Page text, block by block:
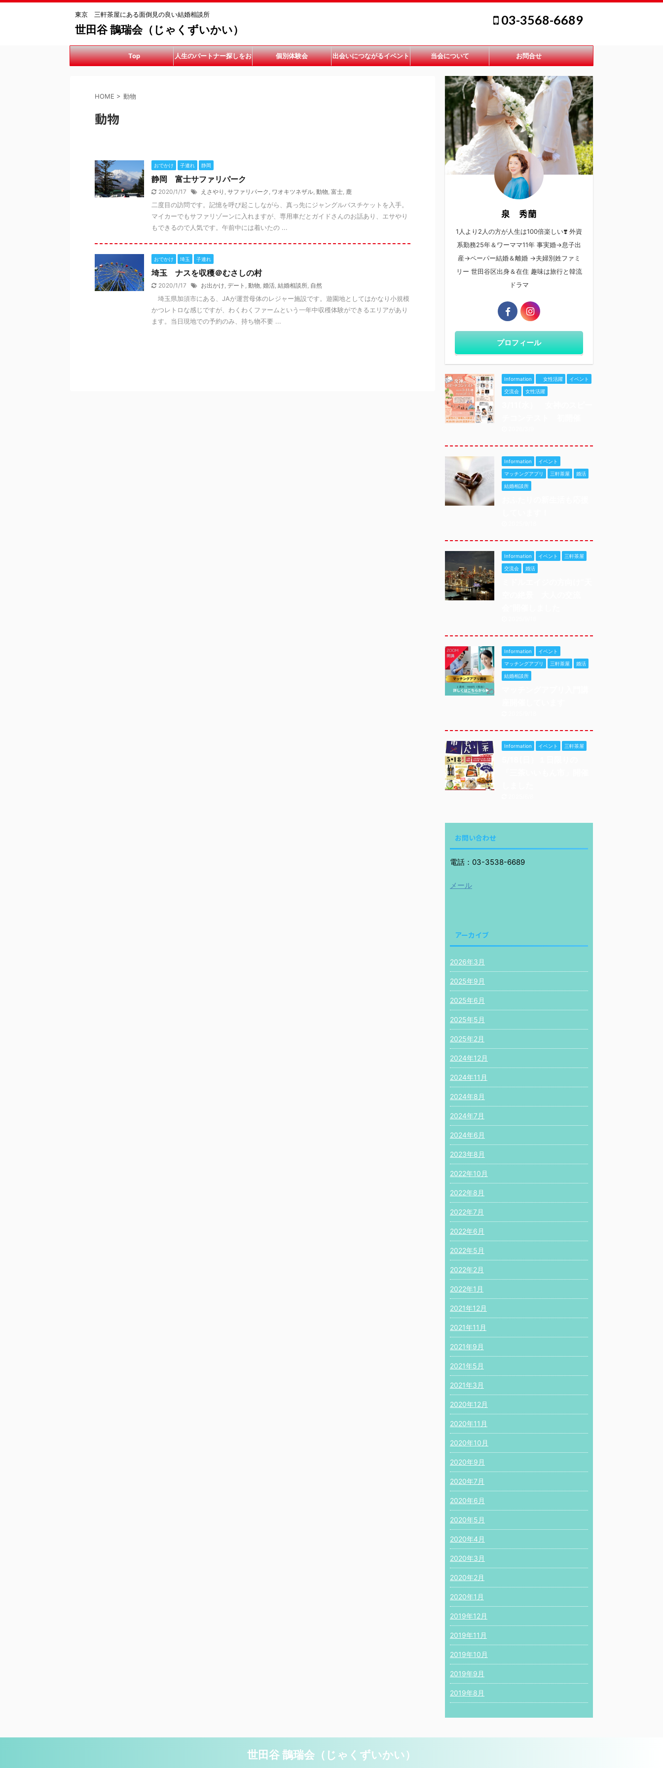
東京 三軒茶屋にある面倒見の良い結婚相談所
世田谷 鵲瑞会（じゃくずいかい）
03-3568-6689
Top 人生のパートナー探しをお 個別体験会 出会いにつながるイベント 当会について お問合せ
HOME > 動物
動物
おでかけ 子連れ 静岡
静岡 富士サファリパーク
2020/1/17 えさやり , サファリパーク , ワオキツネザル, 動物, 富士, 鹿
二度目の訪問です。記憶を呼び起こしながら、真っ先にジャングルバスチケットを入手。
マイカーでもサファリゾーンに入れますが、専用車だとガイドさんのお話あり、エサやり
もできるので人気です。午前中には着いたの ...
おでかけ 埼玉 子連れ
埼玉 ナスを収穫＠むさしの村
2020/1/17 お出かけ, デート , 動物, 婚活, 結婚相談所, 自然
埼玉県加須市にある、JAが運営母体のレジャー施設です。遊園地としてはかなり小規模
かつレトロな感じですが、わくわくファームという一年中収穫体験ができるエリアがあり
ます。当日現地での予約のみ、持ち物不要 ...
泉 秀蘭
1人より2人の方が人生は100倍楽しい❣️ 外資
系勤務25年＆ワーママ11年 事実婚→息子出
産→ペーパー結婚＆離婚 →夫婦別姓ファミ
リー 世田谷区出身＆在住 趣味は旅行と韓流
ドラマ
プロフィール
Information 女性活躍 イベント
交流会 女性活躍
Information イベント
マッチングアプリ 三軒茶屋 婚活
結婚相談所
Information イベント 三軒茶屋
交流会 婚活
Information イベント
マッチングアプリ 三軒茶屋 婚活
結婚相談所
Information イベント 三軒茶屋
お問い合わせ
電話：03-3538-6689
メール
アーカイブ
2026年3月
2025年9月
2025年6月
2025年5月
2025年2月
2024年12月
2024年11月
2024年8月
2024年7月
2024年6月
2023年8月
2022年10月
2022年8月
2022年7月
2022年6月
2022年5月
2022年2月
2022年1月
2021年12月
2021年11月
2021年9月
2021年5月
2021年3月
2020年12月
2020年11月
2020年10月
2020年9月
2020年7月
2020年6月
2020年5月
2020年4月
2020年3月
2020年2月
2020年1月
2019年12月
2019年11月
2019年10月
2019年9月
2019年8月
世田谷 鵲瑞会（じゃくずいかい）